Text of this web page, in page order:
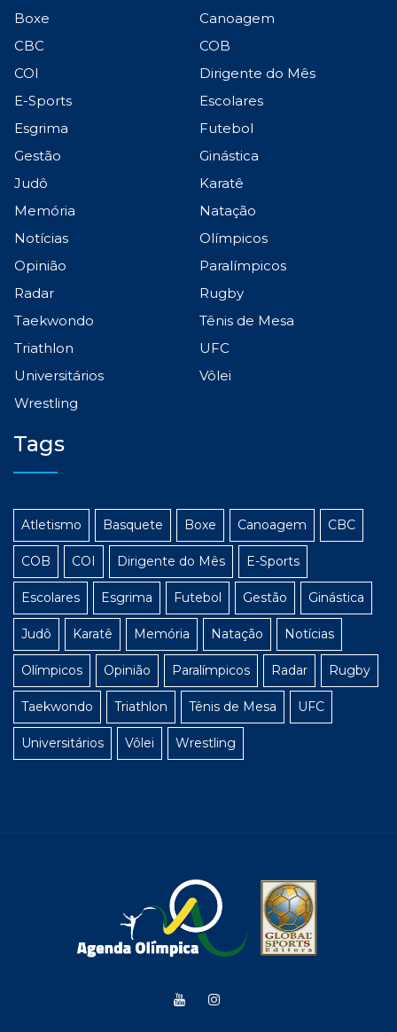
Boxe
Canoagem
CBC
COB
COI
Dirigente do Mês
E-Sports
Escolares
Esgrima
Futebol
Gestão
Ginástica
Judô
Karatê
Memória
Natação
Notícias
Olímpicos
Opinião
Paralímpicos
Radar
Rugby
Taekwondo
Tênis de Mesa
Triathlon
UFC
Universitários
Vôlei
Wrestling
Tags
Atletismo Basquete Boxe Canoagem CBC
COB COI Dirigente do Mês E-Sports
Escolares Esgrima Futebol Gestão Ginástica
Judô Karatê Memória Natação Notícias
Olímpicos Opinião Paralímpicos Radar Rugby
Taekwondo Triathlon Tênis de Mesa UFC
Universitários Vôlei Wrestling